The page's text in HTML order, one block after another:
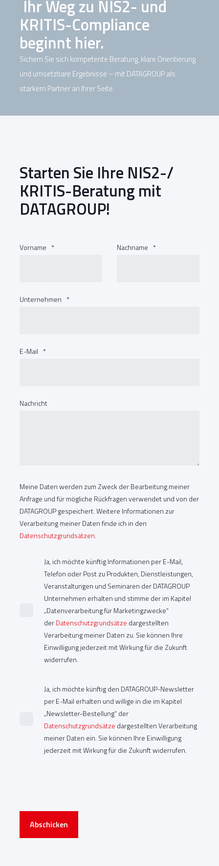
Ihr Weg zu NIS2- und
KRITIS-Compliance
beginnt hier.
Sichern Sie sich kompetente Beratung, klare Orientierung
und umsetzbare Ergebnisse – mit DATAGROUP als
starkem Partner an Ihrer Seite.
Starten Sie Ihre NIS2-/
KRITIS-Beratung mit
DATAGROUP!
Vorname * Nachname *
Unternehmen *
E-Mail *
Nachricht
Meine Daten werden zum Zweck der Bearbeitung meiner
Anfrage und für mögliche Rückfragen verwendet und von der
DATAGROUP gespeichert. Weitere Informationen zur
Verarbeitung meiner Daten finde ich in den
Datenschutzgrundsätzen.
Ja, ich möchte künftig Informationen per E-Mail,
Telefon oder Post zu Produkten, Dienstleistungen,
Veranstaltungen und Seminaren der DATAGROUP
Unternehmen erhalten und stimme der im Kapitel
„Datenverarbeitung für Marketingzwecke“
derDatenschutzgrundsätze dargestellten
Verarbeitung meiner Daten zu. Sie können Ihre
Einwilligung jederzeit mit Wirkung für die Zukunft
widerrufen.
Ja, ich möchte künftig den DATAGROUP-Newsletter
per E-Mail erhalten und willige in die im Kapitel
„Newsletter-Bestellung“ der
Datenschutzgrundsätze dargestellten Verarbeitung
meiner Daten ein. Sie können Ihre Einwilligung
jederzeit mit Wirkung für die Zukunft widerrufen.
Abschicken